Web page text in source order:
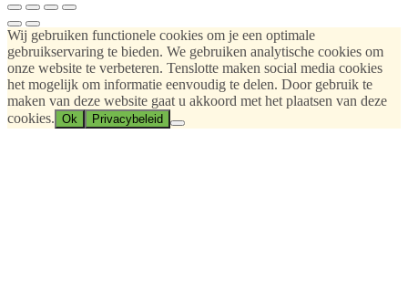
Wij gebruiken functionele cookies om je een optimale
gebruikservaring te bieden. We gebruiken analytische cookies om
onze website te verbeteren. Tenslotte maken social media cookies
het mogelijk om informatie eenvoudig te delen. Door gebruik te
maken van deze website gaat u akkoord met het plaatsen van deze
cookies. Ok Privacybeleid